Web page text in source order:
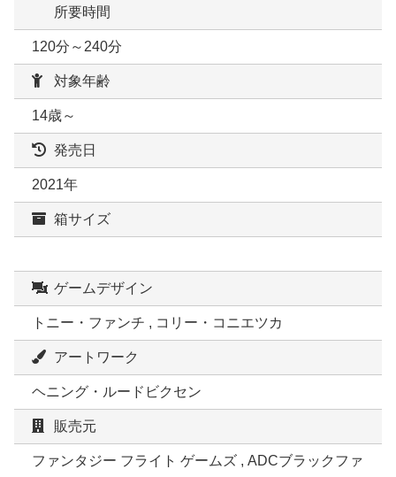
所要時間
120分～240分
対象年齢
14歳～
発売日
2021年
箱サイズ
ゲームデザイン
トニー・ファンチ , コリー・コニエツカ
アートワーク
ヘニング・ルードビクセン
販売元
ファンタジー フライト ゲームズ , ADCブラックファ